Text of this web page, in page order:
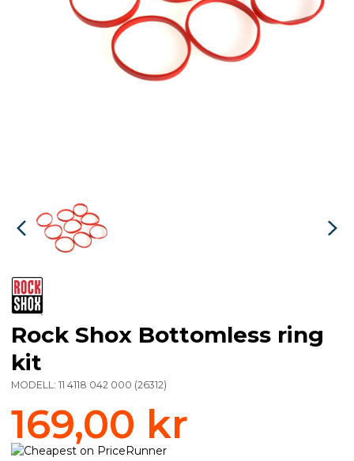
Rock Shox Bottomless ring
kit
MODELL: 11 4118 042 000 (26312)
169,00 kr